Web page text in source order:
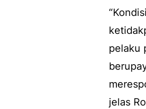
pelaku
jelas